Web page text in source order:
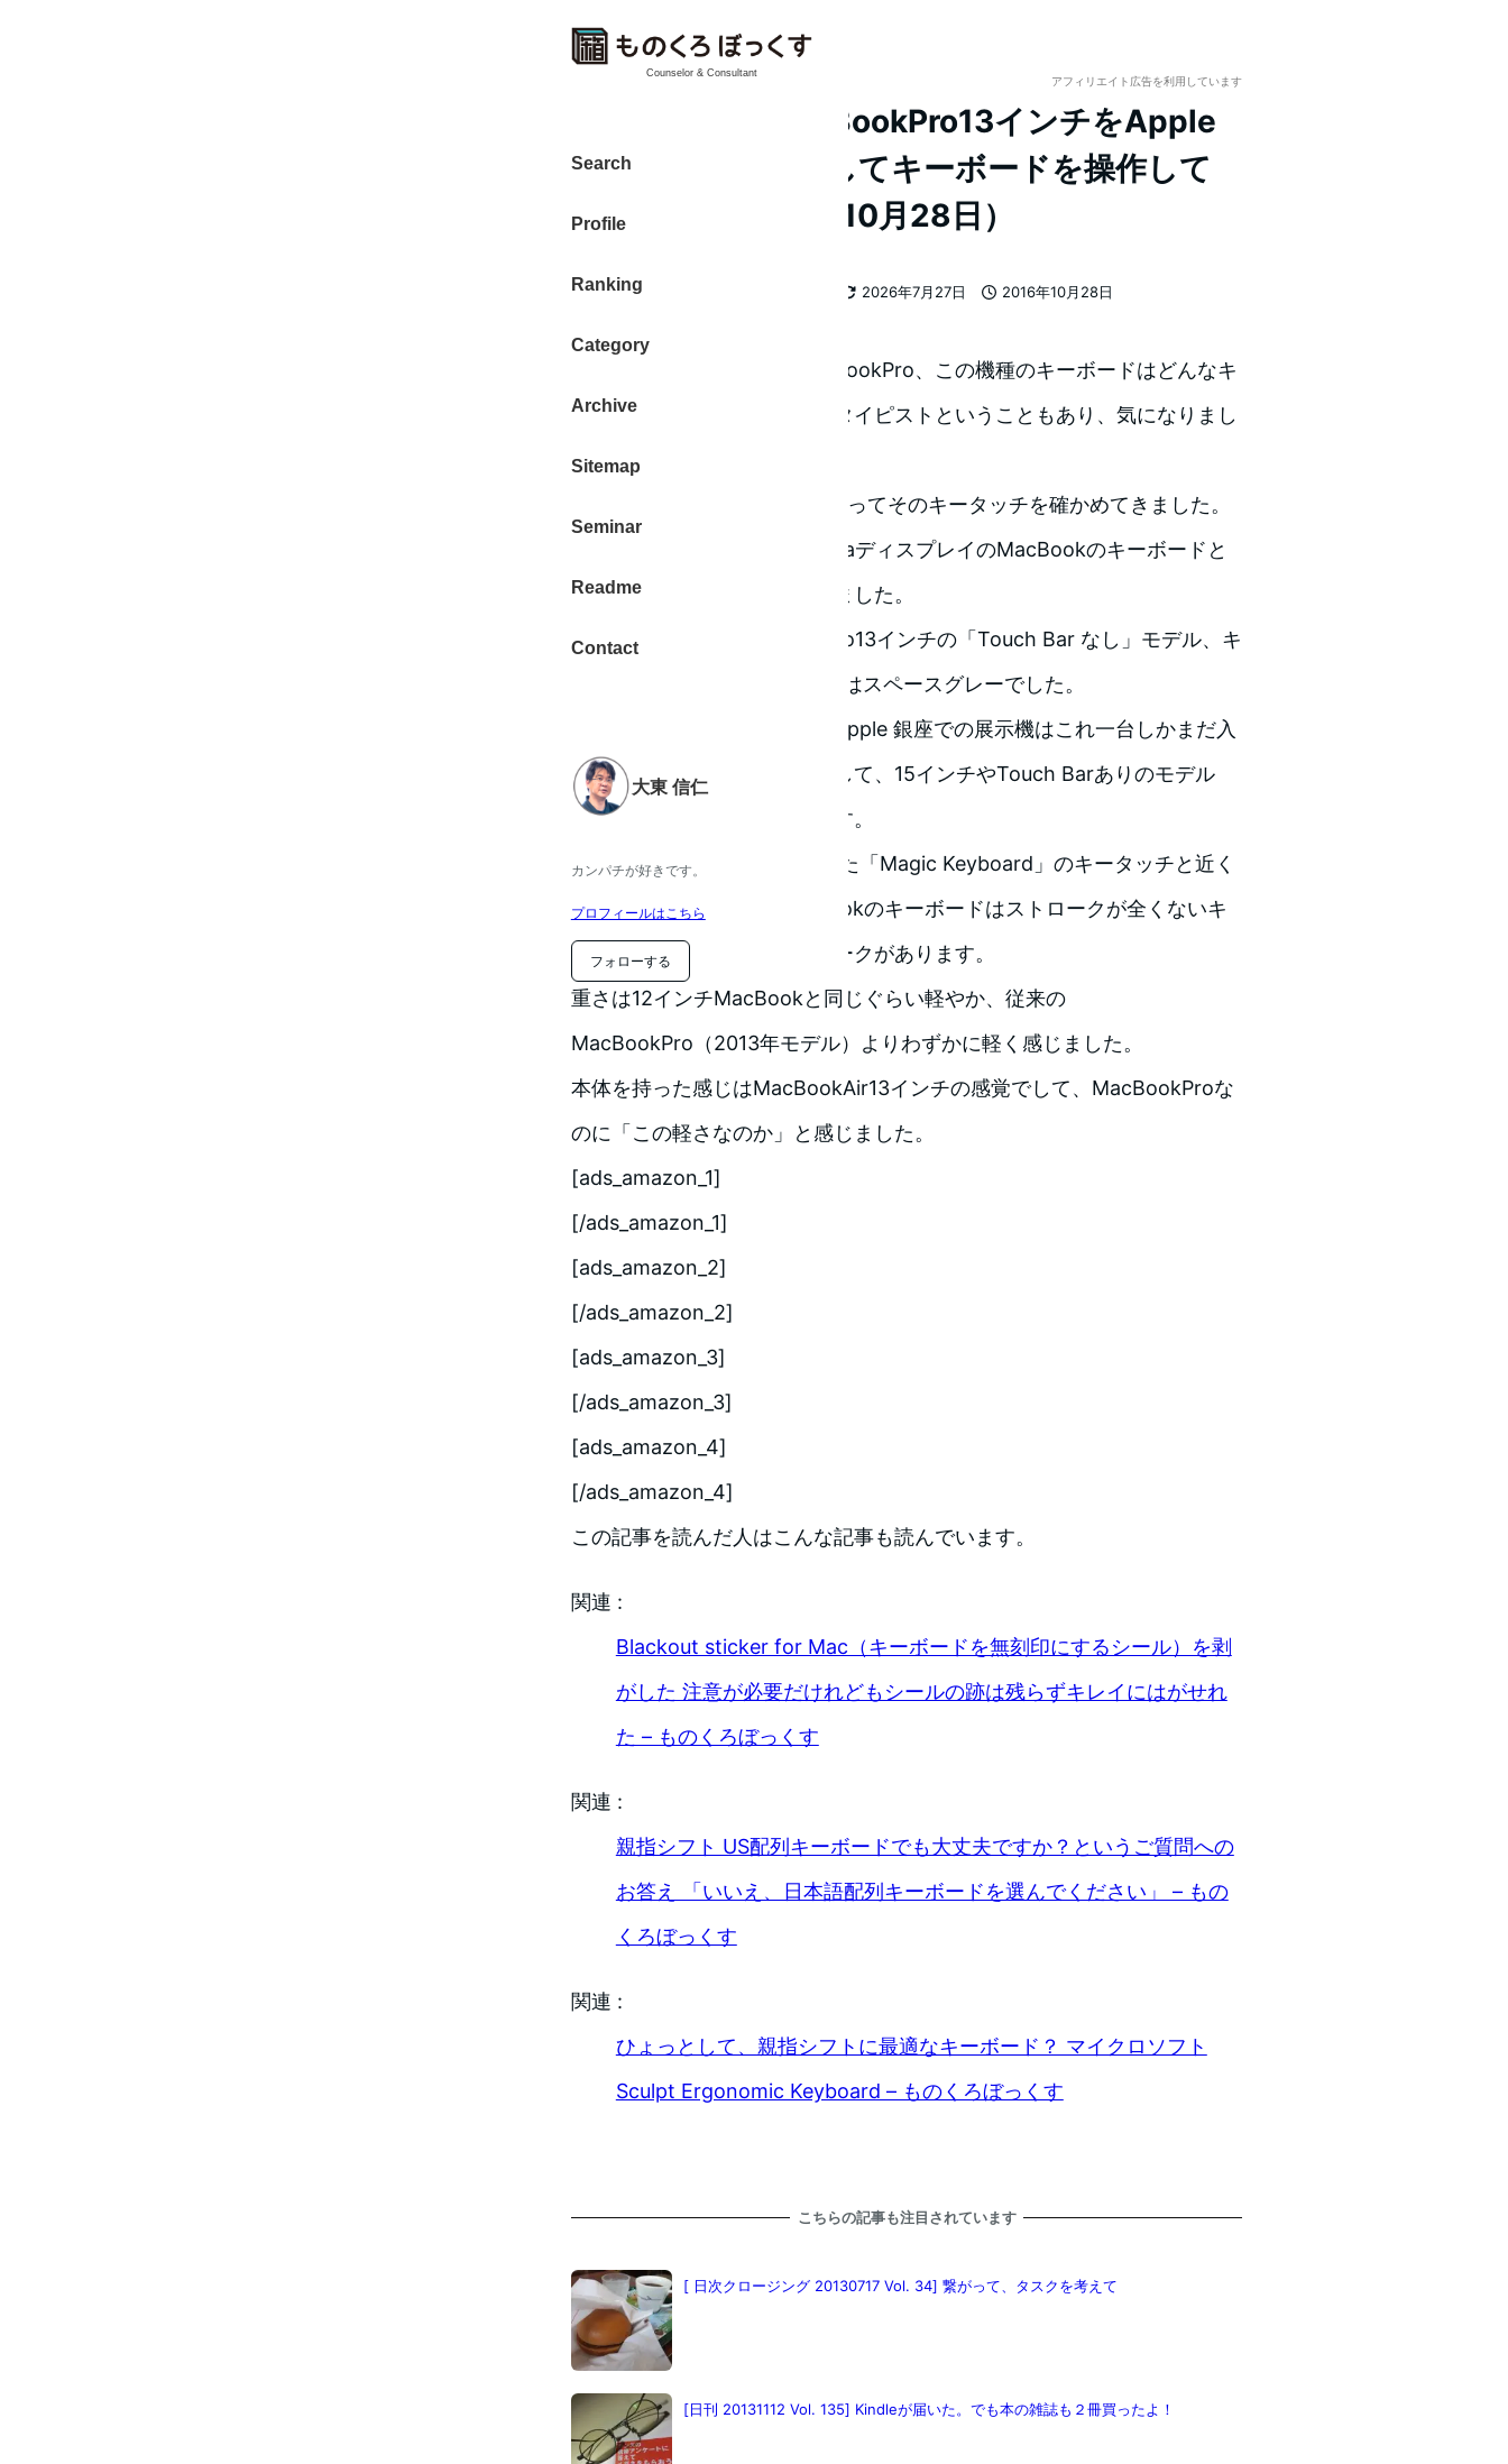
Counselor & Consultant
Search
Profile
Ranking
Category
Archive
Sitemap
Seminar
Readme
Contact
大東 信仁
カンパチが好きです。
プロフィールはこちら
フォローする
アフィリエイト広告を利用しています
新しくなったMacBookPro13インチをApple
銀座で実際に手にしてキーボードを操作して
きました（2016年10月28日）
2026年7月27日
2016年10月28日
者
大東 信仁（ものくろ）
Appleが発表した新しい MacBookPro、この機種のキーボードはどんなキ
ータッチなのか？親指シフトタイピストということもあり、気になりまし
た。
実際にApple銀座に行って、触ってそのキータッチを確かめてきました。
結論としては、12インチRetinaディスプレイのMacBookのキーボードと
は違うキータッチとなっていました。
体験できたのは、MacBookPro13インチの「Touch Bar なし」モデル、キ
ーボードはJIS日本語配列、色はスペースグレーでした。
スタッフさんに確認すると「Apple 銀座での展示機はこれ一台しかまだ入
ってないんです」とのことでして、15インチやTouch Barありのモデル
は、まだ届いていない様子です。
去年（2015年秋）に発売された「Magic Keyboard」のキータッチと近く
感じました。12インチMacBookのキーボードはストロークが全くないキ
ーでしたが、わずかにストロークがあります。
重さは12インチMacBookと同じぐらい軽やか、従来の
MacBookPro（2013年モデル）よりわずかに軽く感じました。
本体を持った感じはMacBookAir13インチの感覚でして、MacBookProな
のに「この軽さなのか」と感じました。
[ads_amazon_1]
[/ads_amazon_1]
[ads_amazon_2]
[/ads_amazon_2]
[ads_amazon_3]
[/ads_amazon_3]
[ads_amazon_4]
[/ads_amazon_4]
この記事を読んだ人はこんな記事も読んでいます。
関連 :
Blackout sticker for Mac（キーボードを無刻印にするシール）を剥
がした 注意が必要だけれどもシールの跡は残らずキレイにはがせれ
た – ものくろぼっくす
関連 :
親指シフト US配列キーボードでも大丈夫ですか？というご質問への
お答え 「いいえ、日本語配列キーボードを選んでください」 – もの
くろぼっくす
関連 :
ひょっとして、親指シフトに最適なキーボード？ マイクロソフト
Sculpt Ergonomic Keyboard – ものくろぼっくす
こちらの記事も注目されています
[ 日次クロージング 20130717 Vol. 34] 繋がって、タスクを考えて
[日刊 20131112 Vol. 135] Kindleが届いた。でも本の雑誌も２冊買ったよ！